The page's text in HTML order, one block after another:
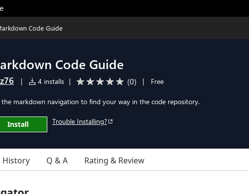
Code Guide
Code Guide
| 4 installs | (0) | Free
the markdown navigation to find your way in the code repository.
Install Trouble Installing?
History Q & A Rating & Review